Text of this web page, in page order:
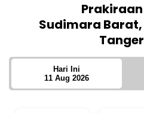
Sudimara
Hari Ini
11 Aug 2026